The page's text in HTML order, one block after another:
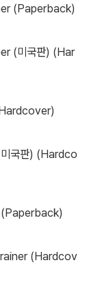
(Paperback)
(미국판) (Har
국판) (Hardco
(Hardcov